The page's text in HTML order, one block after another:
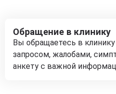
Обращение в клинику
Вы обращаетесь в
запросом, жалобами,
анкету с важной